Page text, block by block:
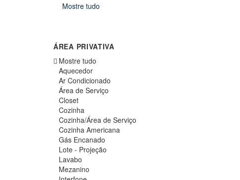
Mostre tudo
ÁREA PRIVATIVA
Mostre tudo
Aquecedor
Ar Condicionado
Área de Serviço
Closet
Cozinha
Cozinha/Área de Serviço
Cozinha Americana
Gás Encanado
Lote - Projeção
Lavabo
Mezanino